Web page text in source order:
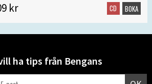
kr CD BOKA
ha tips från Bengans